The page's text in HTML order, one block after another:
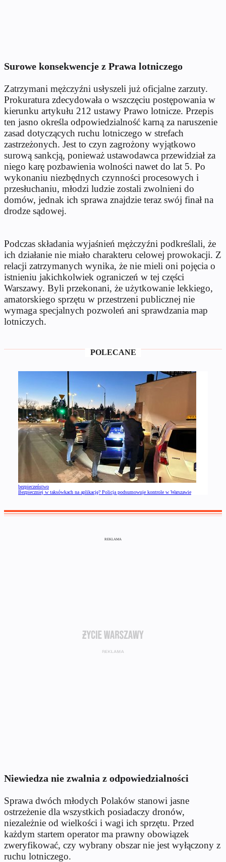
Surowe konsekwencje z Prawa lotniczego
Zatrzymani mężczyźni usłyszeli już oficjalne zarzuty.
Prokuratura zdecydowała o wszczęciu postępowania w
kierunku artykułu 212 ustawy Prawo lotnicze. Przepis
ten jasno określa odpowiedzialność karną za naruszenie
zasad dotyczących ruchu lotniczego w strefach
zastrzeżonych. Jest to czyn zagrożony wyjątkowo
surową sankcją, ponieważ ustawodawca przewidział za
niego karę pozbawienia wolności nawet do lat 5. Po
wykonaniu niezbędnych czynności procesowych i
przesłuchaniu, młodzi ludzie zostali zwolnieni do
domów, jednak ich sprawa znajdzie teraz swój finał na
drodze sądowej.
Podczas składania wyjaśnień mężczyźni podkreślali, że
ich działanie nie miało charakteru celowej prowokacji. Z
relacji zatrzymanych wynika, że nie mieli oni pojęcia o
istnieniu jakichkolwiek ograniczeń w tej części
Warszawy. Byli przekonani, że użytkowanie lekkiego,
amatorskiego sprzętu w przestrzeni publicznej nie
wymaga specjalnych pozwoleń ani sprawdzania map
lotniczych.
POLECANE
bezpieczeństwo
Bezpieczniej w taksówkach na aplikację? Policja podsumowuje kontrole w Warszawie
REKLAMA
Niewiedza nie zwalnia z odpowiedzialności
Sprawa dwóch młodych Polaków stanowi jasne
ostrzeżenie dla wszystkich posiadaczy dronów,
niezależnie od wielkości i wagi ich sprzętu. Przed
każdym startem operator ma prawny obowiązek
zweryfikować, czy wybrany obszar nie jest wyłączony z
ruchu lotniczego.